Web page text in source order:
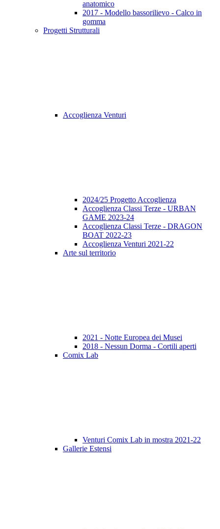
anatomico
2017 - Modello bassorilievo - Calco in
gomma
Progetti Strutturali
Accoglienza Venturi
2024/25 Progetto Accoglienza
Accoglienza Classi Terze - URBAN
GAME 2023-24
Accoglienza Classi Terze - DRAGON
BOAT 2022-23
Accoglienza Venturi 2021-22
Arte sul territorio
2021 - Notte Europea dei Musei
2018 - Nessun Dorma - Cortili aperti
Comix Lab
Venturi Comix Lab in mostra 2021-22
Gallerie Estensi